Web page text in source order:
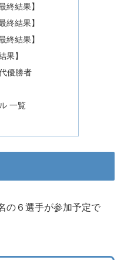
終結果】
終結果】
終結果】
果】
優勝者
一覧
の６選手が参加予定で